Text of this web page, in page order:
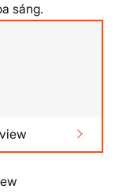
sáng.